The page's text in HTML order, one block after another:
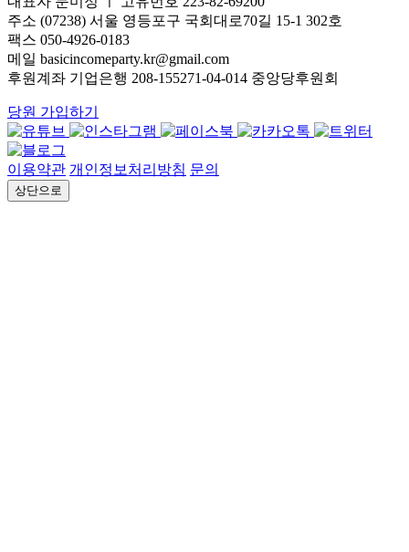
주소 (07238) 서울 영등포구 국회대로70길 15-1 302호
팩스 050-4926-0183
메일 basicincomeparty.kr@gmail.com
후원계좌 기업은행 208-155271-04-014 중앙당후원회
당원 가입하기
이용약관 개인정보처리방침 문의
상단으로